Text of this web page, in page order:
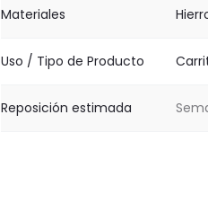
Materiales
Uso / Tipo de Producto
Reposición estimada